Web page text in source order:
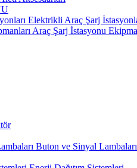
Elektrikli Araç Şarj
Araç Şarj İstasyonu
Buton ve Sinyal Lambaları